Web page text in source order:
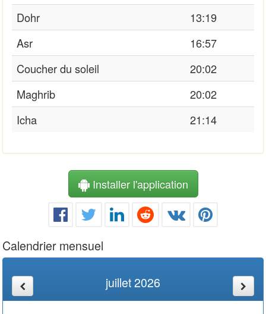
Dohr
13:19
Asr
16:57
Coucher du soleil
20:02
Maghrib
20:02
Icha
21:14
Installer l'application
Calendrier mensuel
juillet 2026